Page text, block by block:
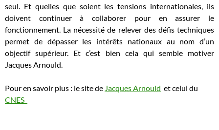
seul. Et quelles que soient les tensions internationales, ils
doivent continuer à collaborer pour en assurer le
fonctionnement. La nécessité de relever des défis techniques
permet de dépasser les intérêts nationaux au nom d’un
objectif supérieur. Et c’est bien cela qui semble motiver
Jacques Arnould.
Pour en savoir plus : le site de Jacques Arnould et celui du
CNES